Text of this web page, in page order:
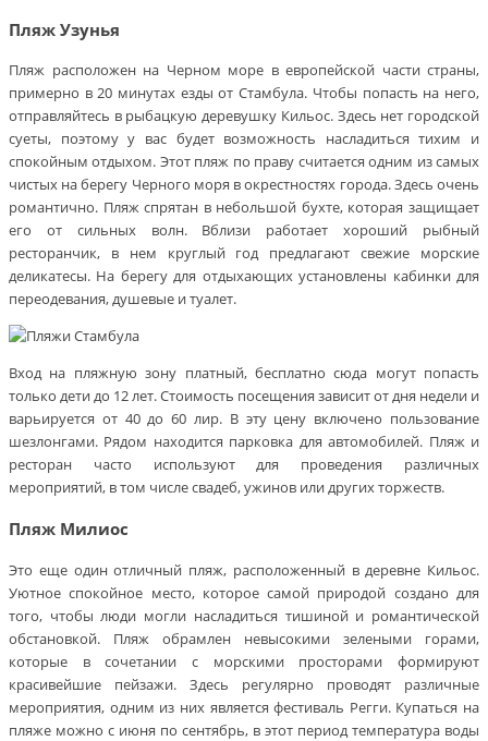
Пляж Узунья
Пляж расположен на Черном море в европейской части страны,
примерно в 20 минутах езды от Стамбула. Чтобы попасть на него,
отправляйтесь в рыбацкую деревушку Кильос. Здесь нет городской
суеты, поэтому у вас будет возможность насладиться тихим и
спокойным отдыхом. Этот пляж по праву считается одним из самых
чистых на берегу Черного моря в окрестностях города. Здесь очень
романтично. Пляж спрятан в небольшой бухте, которая защищает
его от сильных волн. Вблизи работает хороший рыбный
ресторанчик, в нем круглый год предлагают свежие морские
деликатесы. На берегу для отдыхающих установлены кабинки для
переодевания, душевые и туалет.
Вход на пляжную зону платный, бесплатно сюда могут попасть
только дети до 12 лет. Стоимость посещения зависит от дня недели и
варьируется от 40 до 60 лир. В эту цену включено пользование
шезлонгами. Рядом находится парковка для автомобилей. Пляж и
ресторан часто используют для проведения различных
мероприятий, в том числе свадеб, ужинов или других торжеств.
Пляж Милиос
Это еще один отличный пляж, расположенный в деревне Кильос.
Уютное спокойное место, которое самой природой создано для
того, чтобы люди могли насладиться тишиной и романтической
обстановкой. Пляж обрамлен невысокими зелеными горами,
которые в сочетании с морскими просторами формируют
красивейшие пейзажи. Здесь регулярно проводят различные
мероприятия, одним из них является фестиваль Регги. Купаться на
пляже можно с июня по сентябрь, в этот период температура воды